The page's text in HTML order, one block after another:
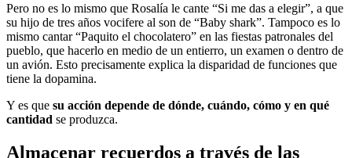
Pero no es lo mismo que Rosalía le cante “Si me das a elegir”, a que
su hijo de tres años vocifere al son de “Baby shark”. Tampoco es lo
mismo cantar “Paquito el chocolatero” en las fiestas patronales del
pueblo, que hacerlo en medio de un entierro, un examen o dentro de
un avión. Esto precisamente explica la disparidad de funciones que
tiene la dopamina.
Y es que su acción depende de dónde, cuándo, cómo y en qué
cantidad se produzca.
Almacenar recuerdos a través de las